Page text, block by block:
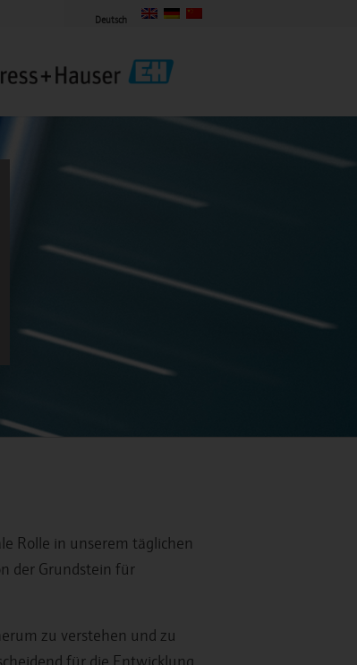
Deutsch
Rolle in unserem täglichen
der Grundstein für
zu verstehen und zu
für die Entwicklung